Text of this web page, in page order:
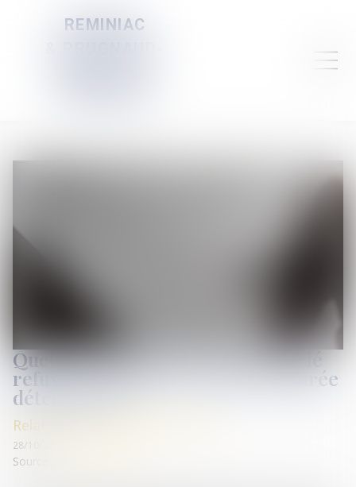
REMINIAC
Quelles conséquences si un salarié
refuse de signer son contrat à durée
déterminée ?
Relation individuelles au travail
28/10/2024
Source :